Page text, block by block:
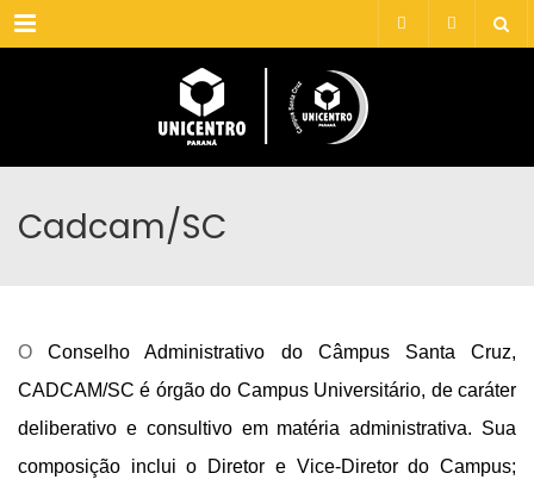
Menu
Cadcam/SC
O Conselho Administrativo do Câmpus Santa Cruz,
CADCAM/SC é órgão do Campus Universitário, de caráter
deliberativo e consultivo em matéria administrativa. Sua
composição inclui o Diretor e Vice-Diretor do Campus;